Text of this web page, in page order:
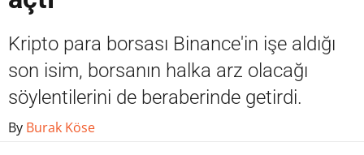
Contact / İletişim
Kripto para borsası Binance'in işe aldığı
son isim, borsanın halka arz olacağı
söylentilerini de beraberinde getirdi.
By Burak Köse